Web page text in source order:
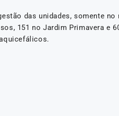
das unidades, somente
151 no Jardim Primavera e